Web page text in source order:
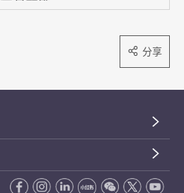
分享